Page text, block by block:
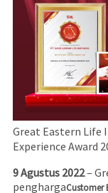
Great Eastern Life
Experience Award
9 Agustus 2022–
penghargaCustomer